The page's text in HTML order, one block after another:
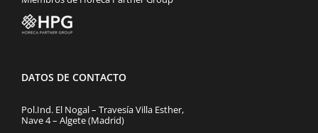
DATOS DE CONTACTO
Pol.Ind. El Nogal – Travesía Villa Esther,
Nave 4 – Algete (Madrid)